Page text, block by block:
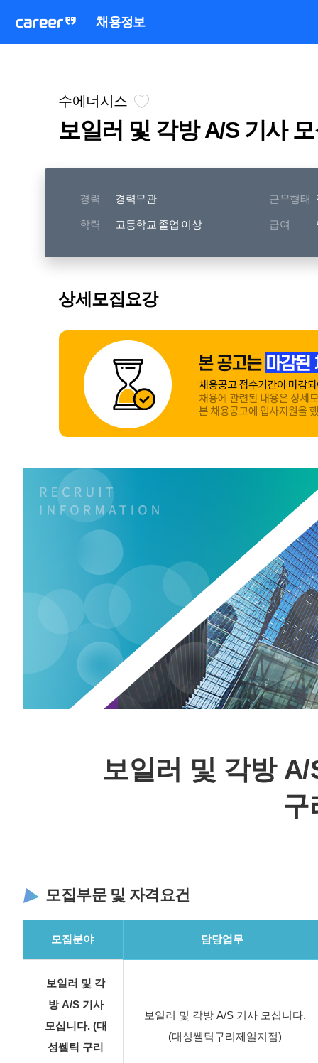
채용정보
수에너시스
보일러 및 각방 A/S 기사
경력 경력무관 근무형태
학력 고등학교 졸업 이상 급여
상세모집요강
보일러 및 각방
구
모집부문 및 자격요건
모집분야 담당업무
보일러 및 각
방 A/S 기사
모십니다. (대
성쎌틱 구리
보일러 및 각방 A/S 기사 모십니다.
(대성쎌틱구리제일지점)